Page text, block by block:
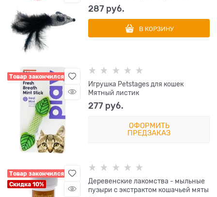
287 руб.
В КОРЗИНУ
Товар закончился
Игрушка Petstages для кошек
Мятный листик
277 руб.
ОФОРМИТЬ
ПРЕДЗАКАЗ
Товар закончился
Скидка 10%
Деревенские лакомства - мыльные
пузыри с экстрактом кошачьей мяты